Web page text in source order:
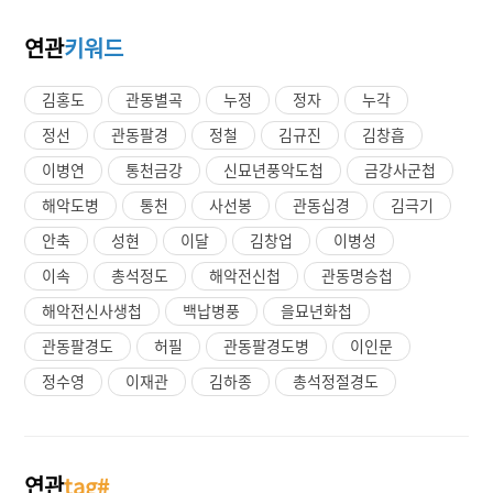
연관키워드
김홍도 관동별곡 누정 정자
누각
정선
관동팔경 정철 김규진
김창흡
이병연
통천금강 신묘년풍악도첩
금강사군첩
해악도병
통천 사선봉 관동십경
김극기
안축
성현 이달 김창업
이병성
이속
총석정도 해악전신첩
관동명승첩
해악전신사생첩
백납병풍
을묘년화첩
관동팔경도
허필 관동팔경도병
이인문
정수영
이재관 김하종 총석정절경도
연관tag#